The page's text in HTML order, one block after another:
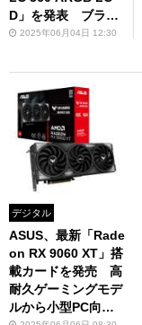
D」を発表 ブラッ
ク＆ホワイトモデル
スアップ
2025年06月04日 12:30
デジタル
ASUS、最新「Rade
on RX 9060 XT」搭
載カードを発売 高
耐久ゲーミングモデ
ルから小型PC向け